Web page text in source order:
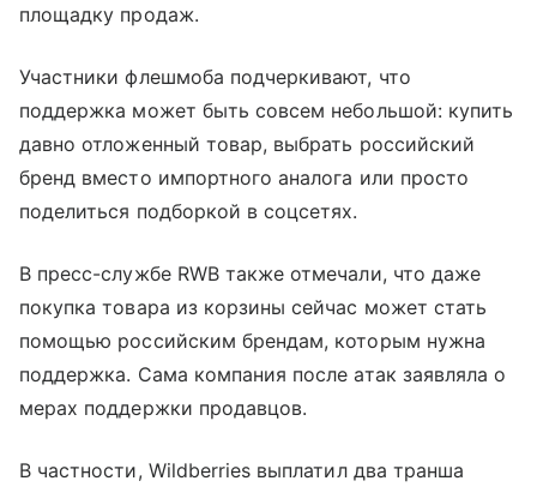
площадку продаж.
Участники флешмоба подчеркивают, что
поддержка может быть совсем небольшой: купить
давно отложенный товар, выбрать российский
бренд вместо импортного аналога или просто
поделиться подборкой в соцсетях.
В пресс-службе RWB также отмечали, что даже
покупка товара из корзины сейчас может стать
помощью российским брендам, которым нужна
поддержка. Сама компания после атак заявляла о
мерах поддержки продавцов.
В частности, Wildberries выплатил два транша